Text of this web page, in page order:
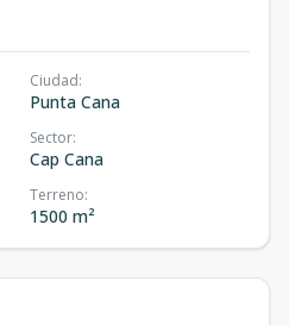
Ciudad:
Punta Cana
Sector:
Cap Cana
Terreno:
1500 m²